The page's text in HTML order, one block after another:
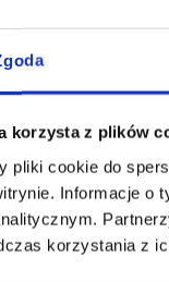
korzysta z plików
pliki cookie do
Informacje o
korzystania z